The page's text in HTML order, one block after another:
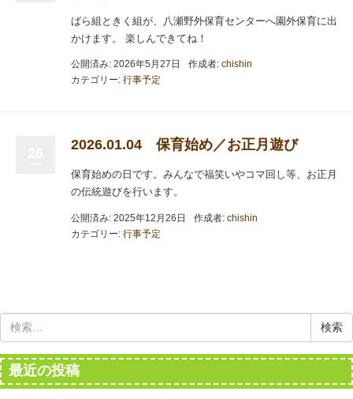
ばら組ときく組が、八瀬野外保育センターへ園外保育に出
かけます。 楽しんできてね！
公開済み: 2026年5月27日 作成者: chishin
カテゴリー: 行事予定
2026.01.04 保育始め／お正月遊び
保育始めの日です。みんなで福笑いやコマ回し等、お正月
の伝統遊びを行います。
公開済み: 2025年12月26日 作成者: chishin
カテゴリー: 行事予定
最近の投稿